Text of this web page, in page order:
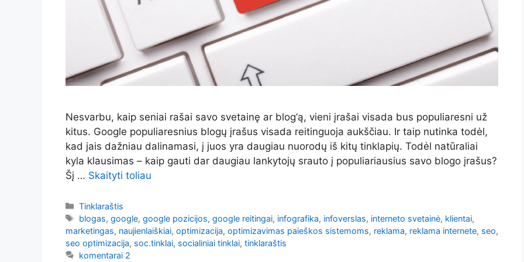
Nesvarbu, kaip seniai rašai savo svetainę ar blog‘ą, vieni įrašai visada bus populiaresni už
kitus. Google populiaresnius blogų įrašus visada reitinguoja aukščiau. Ir taip nutinka todėl,
kad jais dažniau dalinamasi, į juos yra daugiau nuorodų iš kitų tinklapių. Todėl natūraliai
kyla klausimas – kaip gauti dar daugiau lankytojų srauto į populiariausius savo blogo įrašus?
Šį … Skaityti toliau
Kategorijos
Tinklaraštis
Žymos
blogas,google,google pozicijos,google reitingai, infografika, infoverslas, interneto svetainė, klientai,
marketingas, naujienlaiškiai, optimizacija, optimizavimas paieškos sistemoms, reklama, reklama internete, seo,
seo optimizacija, soc.tinklai, socialiniai tinklai, tinklaraštis
komentarai 2